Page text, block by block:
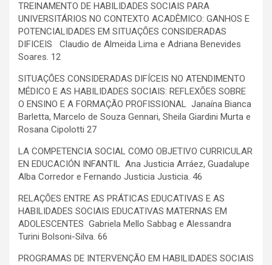
TREINAMENTO DE HABILIDADES SOCIAIS PARA
UNIVERSITÁRIOS NO CONTEXTO ACADÊMICO: GANHOS E
POTENCIALIDADES EM SITUAÇÕES CONSIDERADAS
DIFICEIS Claudio de Almeida Lima e Adriana Benevides
Soares. 12
SITUAÇÕES CONSIDERADAS DIFÍCEIS NO ATENDIMENTO
MÉDICO E AS HABILIDADES SOCIAIS: REFLEXÕES SOBRE
O ENSINO E A FORMAÇÃO PROFISSIONAL Janaína Bianca
Barletta, Marcelo de Souza Gennari, Sheila Giardini Murta e
Rosana Cipolotti 27
LA COMPETENCIA SOCIAL COMO OBJETIVO CURRICULAR
EN EDUCACIÓN INFANTIL Ana Justicia Arráez, Guadalupe
Alba Corredor e Fernando Justicia Justicia. 46
RELAÇÕES ENTRE AS PRÁTICAS EDUCATIVAS E AS
HABILIDADES SOCIAIS EDUCATIVAS MATERNAS EM
ADOLESCENTES Gabriela Mello Sabbag e Alessandra
Turini Bolsoni-Silva. 66
PROGRAMAS DE INTERVENÇÃO EM HABILIDADES SOCIAIS